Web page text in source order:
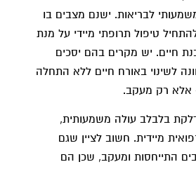
משמעותי לבריאות. ישנם מצבים בו
טיפול תרופתי מיידי על מנת
חיים. יש מקרים בהם יסכים
לשינוי באורח חיים ללא התחלה
אלא רק מעקב.
בלבלב עולה משמעותית,
מיידית. חשוב לציין שגם
התייחסות ומעקב, שכן הם